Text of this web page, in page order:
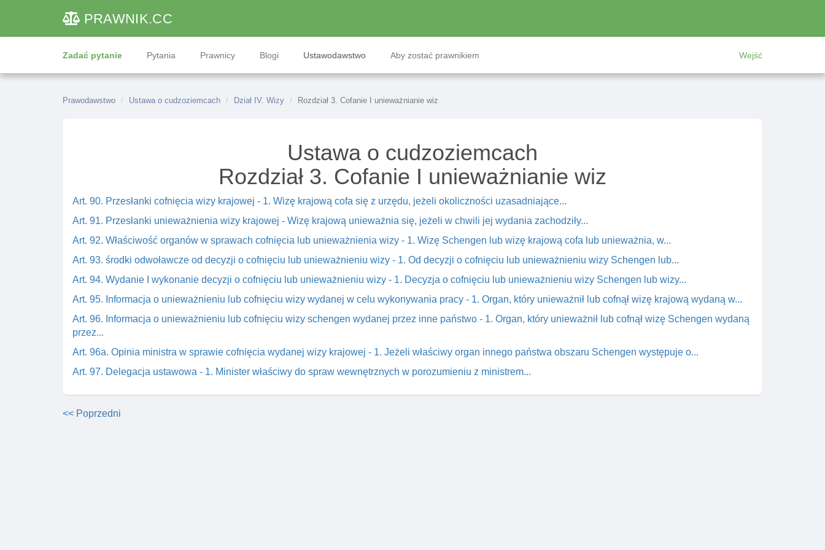
PRAWNIK.CC
Zadać pytanie Pytania Prawnicy Blogi Ustawodawstwo Aby zostać prawnikiem Wejść
Prawodawstwo Ustawa o cudzoziemcach Dział IV. Wizy Rozdział 3. Cofanie I unieważnianie wiz
Ustawa o cudzoziemcach
Rozdział 3. Cofanie I unieważnianie wiz
Art. 90. Przesłanki cofnięcia wizy krajowej - 1. Wizę krajową cofa się z urzędu, jeżeli okoliczności uzasadniające...
Art. 91. Przesłanki unieważnienia wizy krajowej - Wizę krajową unieważnia się, jeżeli w chwili jej wydania zachodziły...
Art. 92. Właściwość organów w sprawach cofnięcia lub unieważnienia wizy - 1. Wizę Schengen lub wizę krajową cofa lub unieważnia, w...
Art. 93. środki odwoławcze od decyzji o cofnięciu lub unieważnieniu wizy - 1. Od decyzji o cofnięciu lub unieważnieniu wizy Schengen lub...
Art. 94. Wydanie I wykonanie decyzji o cofnięciu lub unieważnieniu wizy - 1. Decyzja o cofnięciu lub unieważnieniu wizy Schengen lub wizy...
Art. 95. Informacja o unieważnieniu lub cofnięciu wizy wydanej w celu wykonywania pracy - 1. Organ, który unieważnił lub cofnął wizę krajową wydaną w...
Art. 96. Informacja o unieważnieniu lub cofnięciu wizy schengen wydanej przez inne państwo - 1. Organ, który unieważnił lub cofnął wizę Schengen wydaną
przez...
Art. 96a. Opinia ministra w sprawie cofnięcia wydanej wizy krajowej - 1. Jeżeli właściwy organ innego państwa obszaru Schengen występuje o...
Art. 97. Delegacja ustawowa - 1. Minister właściwy do spraw wewnętrznych w porozumieniu z ministrem...
<< Poprzedni